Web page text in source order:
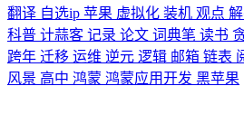
翻译 自选ip 苹果 虚拟化 装机 观点
科普 计蒜客 记录 论文 词典笔 读书
跨年 迁移 运维 逆元 逻辑 邮箱 链表
风景 高中 鸿蒙 鸿蒙应用开发 黑苹果